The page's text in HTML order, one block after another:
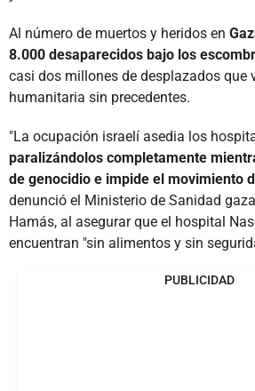
Al número de muertos y heridos en
8.000 desaparecidos bajo los
casi dos millones de desplazados que
humanitaria sin precedentes.
"La ocupación israelí asedia los
paralizándolos completamente
de genocidio e impide el movimiento
denunció el Ministerio de Sanidad
Hamás, al asegurar que el hospital
encuentran "sin alimentos y sin
PUBLICIDAD